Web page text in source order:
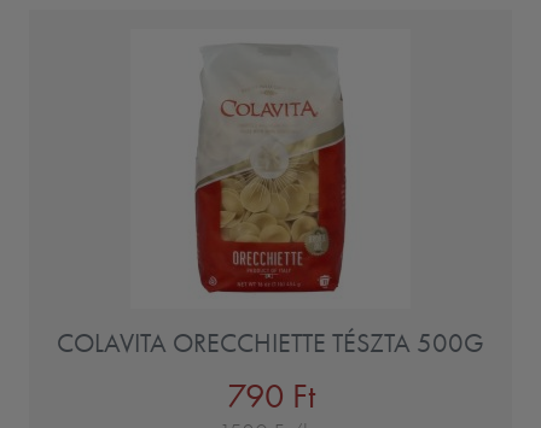
COLAVITA ORECCHIETTE TÉSZTA 500G
790 Ft